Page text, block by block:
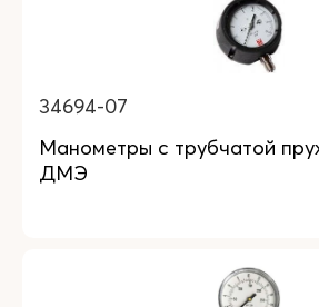
34694-07
Манометры с трубчатой
ДМЭ